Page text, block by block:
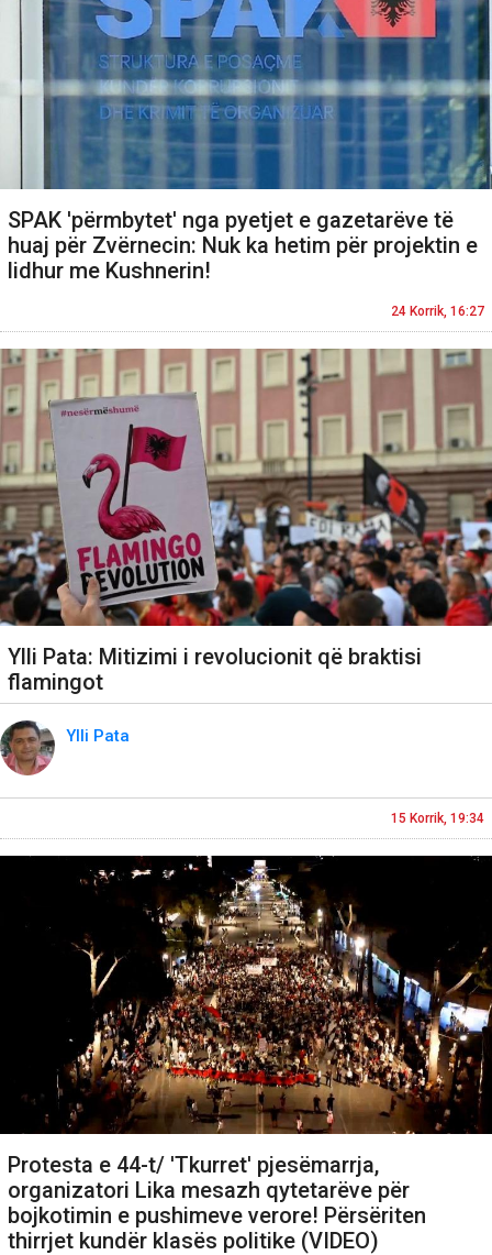
SPAK 'përmbytet' nga pyetjet e gazetarëve të
huaj për Zvërnecin: Nuk ka hetim për projektin e
lidhur me Kushnerin!
24 Korrik, 16:27
Ylli Pata: Mitizimi i revolucionit që braktisi
flamingot
Ylli Pata
15 Korrik, 19:34
Protesta e 44-t/ 'Tkurret' pjesëmarrja,
organizatori Lika mesazh qytetarëve për
bojkotimin e pushimeve verore! Përsëriten
thirrjet kundër klasës politike (VIDEO)